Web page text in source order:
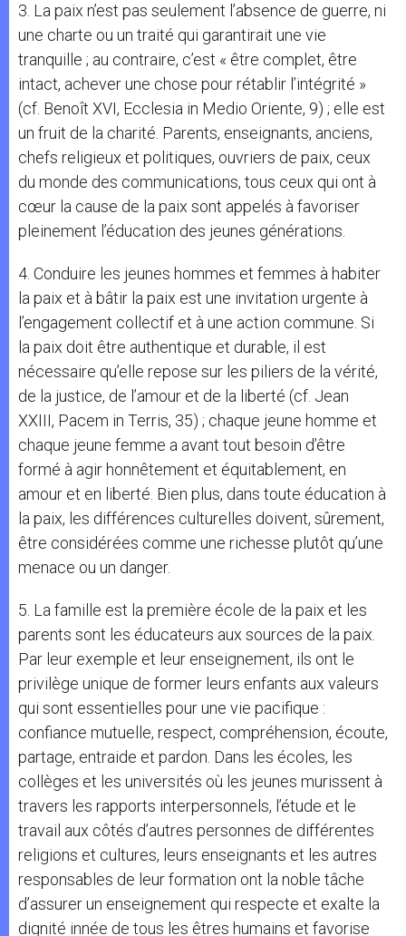
3. La paix n’est pas seulement l’absence de guerre, ni
une charte ou un traité qui garantirait une vie
tranquille ; au contraire, c’est « être complet, être
intact, achever une chose pour rétablir l’intégrité »
(cf. Benoît XVI, Ecclesia in Medio Oriente, 9) ; elle est
un fruit de la charité. Parents, enseignants, anciens,
chefs religieux et politiques, ouvriers de paix, ceux
du monde des communications, tous ceux qui ont à
cœur la cause de la paix sont appelés à favoriser
pleinement l’éducation des jeunes générations.
4. Conduire les jeunes hommes et femmes à habiter
la paix et à bâtir la paix est une invitation urgente à
l’engagement collectif et à une action commune. Si
la paix doit être authentique et durable, il est
nécessaire qu’elle repose sur les piliers de la vérité,
de la justice, de l’amour et de la liberté (cf. Jean
XXIII, Pacem in Terris, 35) ; chaque jeune homme et
chaque jeune femme a avant tout besoin d’être
formé à agir honnêtement et équitablement, en
amour et en liberté. Bien plus, dans toute éducation à
la paix, les différences culturelles doivent, sûrement,
être considérées comme une richesse plutôt qu’une
menace ou un danger.
5. La famille est la première école de la paix et les
parents sont les éducateurs aux sources de la paix.
Par leur exemple et leur enseignement, ils ont le
privilège unique de former leurs enfants aux valeurs
qui sont essentielles pour une vie pacifique :
confiance mutuelle, respect, compréhension, écoute,
partage, entraide et pardon. Dans les écoles, les
collèges et les universités où les jeunes murissent à
travers les rapports interpersonnels, l’étude et le
travail aux côtés d’autres personnes de différentes
religions et cultures, leurs enseignants et les autres
responsables de leur formation ont la noble tâche
d’assurer un enseignement qui respecte et exalte la
dignité innée de tous les êtres humains et favorise